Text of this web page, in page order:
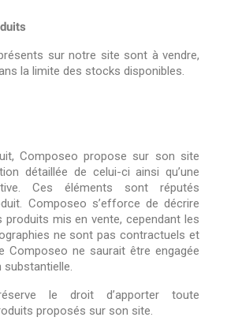
sur notre site sont à vendre,
la limite des stocks disponibles.
Composeo propose sur son site
détaillée de celui-ci ainsi qu’une
Ces éléments sont réputés
Composeo s’efforce de décrire
produits mis en vente, cependant les
ne sont pas contractuels et
Composeo ne saurait être engagée
substantielle.
le droit d’apporter toute
proposés sur son site.